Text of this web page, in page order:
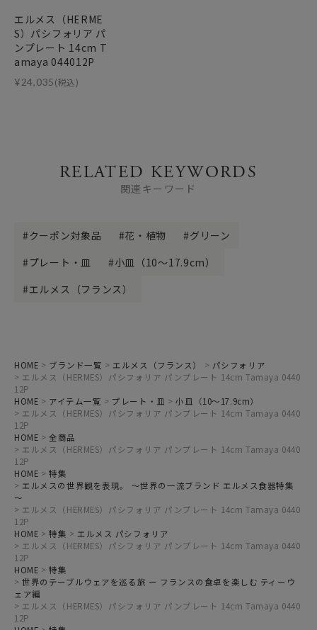
エルメス（HERME
S）パシフォリア パ
ンプレート 14cm T
amaya 044012P
¥24,035(税込)
RELATED KEYWORDS
関連キーワード
クーポン対象品 花・植物
グリーン
プレート・皿
小皿（10～17.9cm）
エルメス（フランス）
HOME ブランド一覧 エルメス（フランス）
パシフォリア
エルメス（HERMES）パシフォリア パンプレート 14cm Tamaya 0440
12P
HOME
アイテム一覧 プレート・皿
小皿（10～17.9cm）
エルメス（HERMES）パシフォリア パンプレート 14cm Tamaya 0440
12P
HOME
全商品
エルメス（HERMES）パシフォリア パンプレート 14cm Tamaya 0440
12P
HOME
特集
エルメスの世界観を表現。 ～世界の一流ブランド エルメス食器特集
～
エルメス（HERMES）パシフォリア パンプレート 14cm Tamaya 0440
12P
HOME
特集
エルメス パシフォリア
エルメス（HERMES）パシフォリア パンプレート 14cm Tamaya 0440
12P
HOME
特集
世界のテーブルウェアを巡る旅 ー フランスの食卓を楽しむ ティーウ
ェア編
エルメス（HERMES）パシフォリア パンプレート 14cm Tamaya 0440
12P